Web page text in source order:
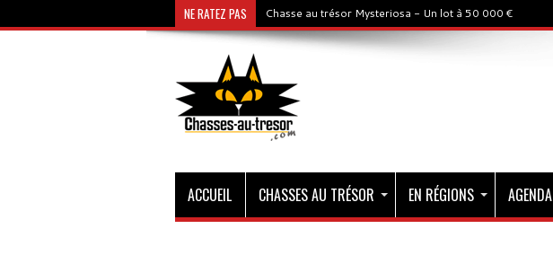
NE RATEZ PAS Chasse au trésor Mysteriosa - Un lot à 50 000 €
ACCUEIL CHASSES AU TRÉSOR EN RÉGIONS AGENDA